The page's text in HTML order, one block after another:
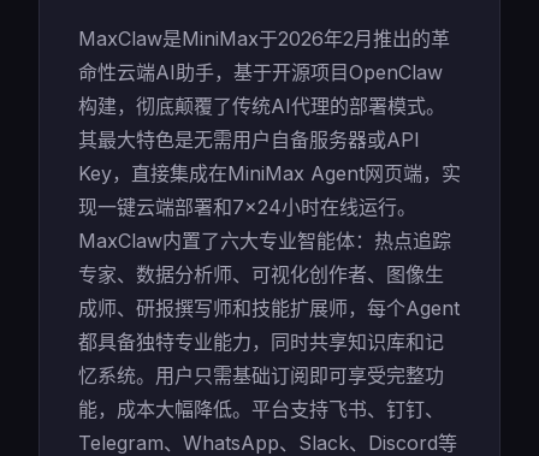
MaxClaw是MiniMax于2026年2月推出的革
命性云端AI助手，基于开源项目OpenClaw
构建，彻底颠覆了传统AI代理的部署模式。
其最大特色是无需用户自备服务器或API
Key，直接集成在MiniMax Agent网页端，实
现一键云端部署和7×24小时在线运行。
MaxClaw内置了六大专业智能体：热点追踪
专家、数据分析师、可视化创作者、图像生
成师、研报撰写师和技能扩展师，每个Agent
都具备独特专业能力，同时共享知识库和记
忆系统。用户只需基础订阅即可享受完整功
能，成本大幅降低。平台支持飞书、钉钉、
Telegram、WhatsApp、Slack、Discord等